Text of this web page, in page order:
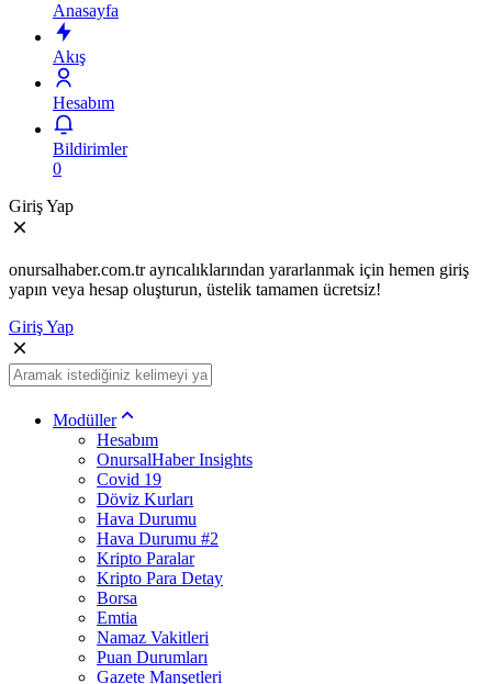
Anasayfa
Akış
Hesabım
Bildirimler
0
Giriş Yap
onursalhaber.com.tr ayrıcalıklarından yararlanmak için hemen giriş
yapın veya hesap oluşturun, üstelik tamamen ücretsiz!
Giriş Yap
Modüller
Hesabım
OnursalHaber Insights
Covid 19
Döviz Kurları
Hava Durumu
Hava Durumu #2
Kripto Paralar
Kripto Para Detay
Borsa
Emtia
Namaz Vakitleri
Puan Durumları
Gazete Manşetleri